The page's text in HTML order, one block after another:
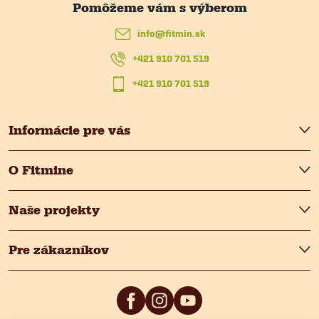
eInformácie pre vás
O Fitmine
Naše projekty
Pre zákazníkov
info@fitmin.sk
+421 910 701 519
+421 910 701 519